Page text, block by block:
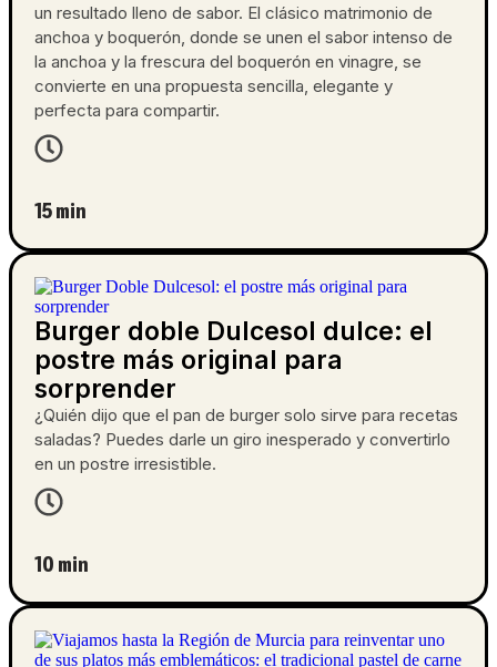
un resultado lleno de sabor. El clásico matrimonio de
anchoa y boquerón, donde se unen el sabor intenso de
la anchoa y la frescura del boquerón en vinagre, se
convierte en una propuesta sencilla, elegante y
perfecta para compartir.
15 min
Burger doble Dulcesol dulce: el
postre más original para
sorprender
¿Quién dijo que el pan de burger solo sirve para recetas
saladas? Puedes darle un giro inesperado y convertirlo
en un postre irresistible.
10 min